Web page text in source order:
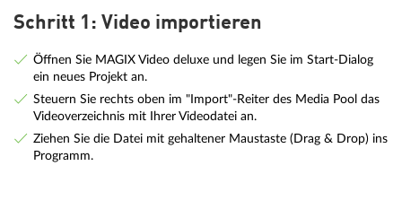
Schritt 1: Video importieren
Öffnen Sie MAGIX Video deluxe und legen Sie im Start-Dialog
ein neues Projekt an.
Steuern Sie rechts oben im "Import"-Reiter des Media Pool das
Videoverzeichnis mit Ihrer Videodatei an.
Ziehen Sie die Datei mit gehaltener Maustaste (Drag & Drop) ins
Programm.